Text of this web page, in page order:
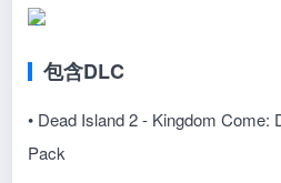
包含DLC
• Dead Island 2 - Kingdom Come:
Pack